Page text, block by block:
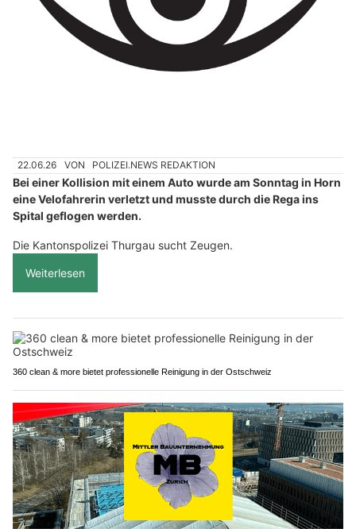
22.06.26 VON POLIZEI.NEWS REDAKTION
Bei einer Kollision mit einem Auto wurde am Sonntag in Horn
eine Velofahrerin verletzt und musste durch die Rega ins
Spital geflogen werden.
Die Kantonspolizei Thurgau sucht Zeugen.
Weiterlesen
360 clean & more bietet professionelle Reinigung in der Ostschweiz